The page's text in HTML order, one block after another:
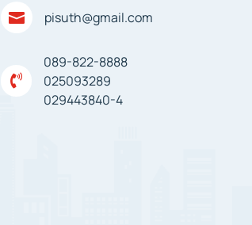
 pisuth@gmail.com

089-822-8888
025093289
029443840-4